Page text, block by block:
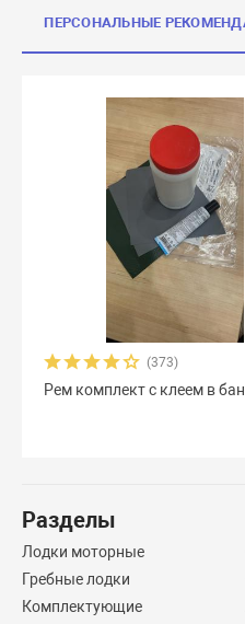
ПЕРСОНАЛЬНЫЕ
(373)
Рем комплект с клеем в
Разделы
Лодки моторные
Гребные лодки
Комплектующие